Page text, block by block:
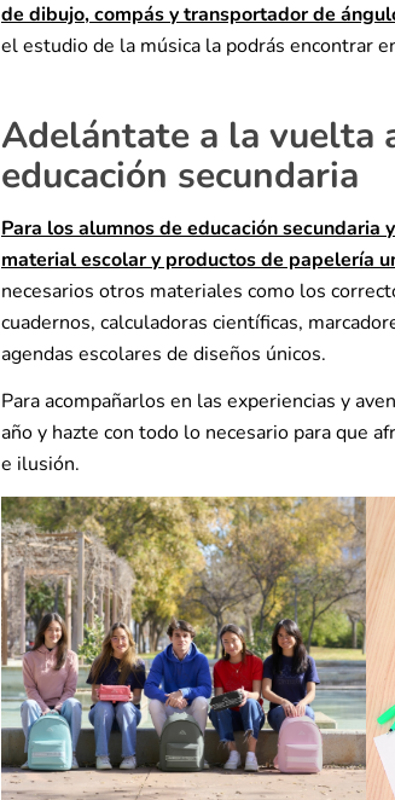
de dibujo, compás y transportador de
el estudio de la música la podrás encontrar
Adelántate a la vuelta
educación secundaria
Para los alumnos de educación
material escolar y productos de papelería
necesarios otros materiales como los
cuadernos, calculadoras científicas,
agendas escolares de diseños únicos.
Para acompañarlos en las experiencias y
año y hazte con todo lo necesario para que
e ilusión.